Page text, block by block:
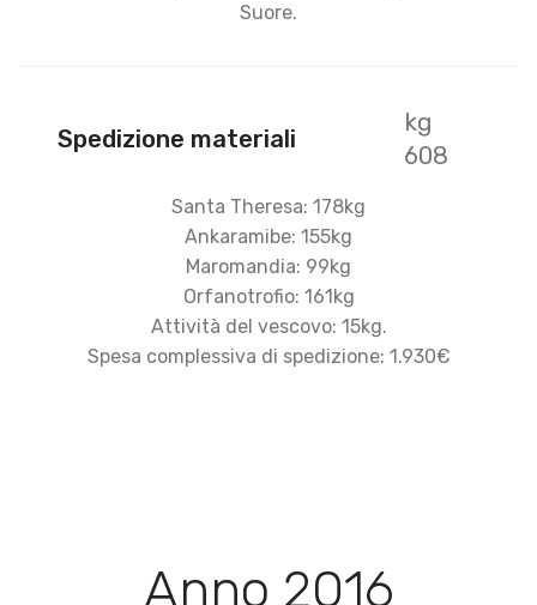
Suore.
Spedizione materiali
kg
608
Santa Theresa: 178kg
Ankaramibe: 155kg
Maromandia: 99kg
Orfanotrofio: 161kg
Attività del vescovo: 15kg.
Spesa complessiva di spedizione: 1.930€
Anno 2016